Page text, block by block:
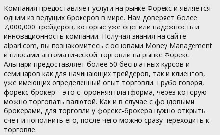
Компания предоставляет услуги на рынке Форекс и является
одним из ведущих брокеров в мире. Нам доверяет более
7,000,000 трейдеров, которые уже оценили надежность и
инновационность компании. Получая знания на сайте
alpari.com, вы познакомитесь с основами Money Management
и плюсами автоматической торговли на рынке Форекс.
Альпари предоставляет более 50 бесплатных курсов и
семинаров как для начинающих трейдеров, так и клиентов,
уже имеющих определенный опыт торговли. Грубо говоря,
форекс-брокер – это сторонняя платформа, через которую
можно торговать валютой. Как и в случае с фондовыми
брокерами, для торговли у форекс-брокера нужно открыть
счет и пополнить его, после чего можно сразу переходить к
торговле.